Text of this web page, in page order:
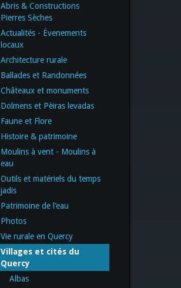
Abris & Constructions
Pierres Sèches
Actualités - Évenements
locaux
Architecture rurale
Ballades et Randonnées
Châteaux et monuments
Dolmens et Pèiras levadas
Faune et Flore
Histoire & patrimoine
Moulins à vent - Moulins à
eau
Outils et matériels du temps
jadis
Patrimoine de l’eau
Photos
Vie rurale en Quercy
Villages et cités du
Quercy
Albas